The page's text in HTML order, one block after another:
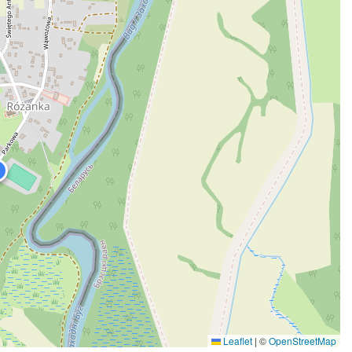
Leaflet | ©OpenStreetMap